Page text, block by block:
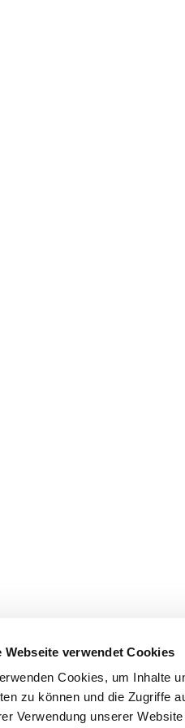
Webseite verwendet Cookies
Cookies, um Inhalte
zu können und die Zugriffe
Verwendung unserer